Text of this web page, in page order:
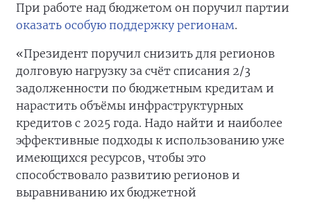
При работе над бюджетом он поручил партии
оказать особую поддержку регионам.
«Президент поручил снизить для регионов
долговую нагрузку за счёт списания 2/3
задолженности по бюджетным кредитам и
нарастить объёмы инфраструктурных
кредитов с 2025 года. Надо найти и наиболее
эффективные подходы к использованию уже
имеющихся ресурсов, чтобы это
способствовало развитию регионов и
выравниванию их бюджетной